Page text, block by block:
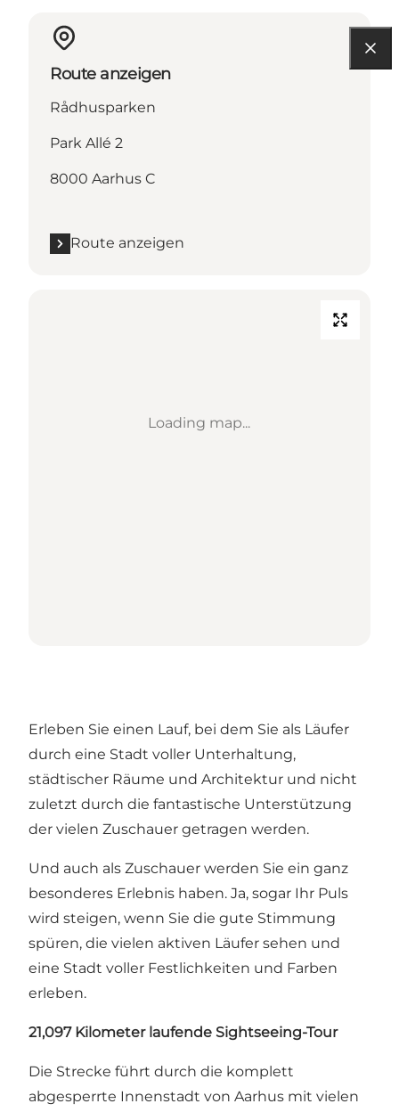
Route anzeigen
Rådhusparken
Park Allé 2
8000 Aarhus C
Route anzeigen
Loading map...
Erleben Sie einen Lauf, bei dem Sie als Läufer
durch eine Stadt voller Unterhaltung,
städtischer Räume und Architektur und nicht
zuletzt durch die fantastische Unterstützung
der vielen Zuschauer getragen werden.
Und auch als Zuschauer werden Sie ein ganz
besonderes Erlebnis haben. Ja, sogar Ihr Puls
wird steigen, wenn Sie die gute Stimmung
spüren, die vielen aktiven Läufer sehen und
eine Stadt voller Festlichkeiten und Farben
erleben.
21,097 Kilometer laufende Sightseeing-Tour
Die Strecke führt durch die komplett
abgesperrte Innenstadt von Aarhus mit vielen